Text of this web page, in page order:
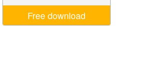
Free download